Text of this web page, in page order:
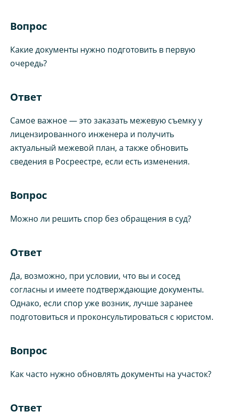
Вопрос
Какие документы нужно подготовить в первую
очередь?
Ответ
Самое важное — это заказать межевую съемку у
лицензированного инженера и получить
актуальный межевой план, а также обновить
сведения в Росреестре, если есть изменения.
Вопрос
Можно ли решить спор без обращения в суд?
Ответ
Да, возможно, при условии, что вы и сосед
согласны и имеете подтверждающие документы.
Однако, если спор уже возник, лучше заранее
подготовиться и проконсультироваться с юристом.
Вопрос
Как часто нужно обновлять документы на участок?
Ответ